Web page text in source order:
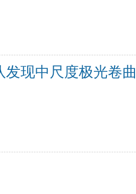
发现中尺度极光卷